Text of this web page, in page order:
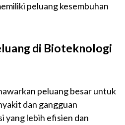
peluang kesembuhan
di Bioteknologi
peluang besar untuk
dan gangguan
yang lebih efisien dan